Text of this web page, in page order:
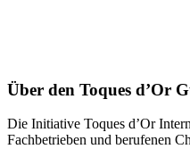
Über den Toques d’Or
Die Initiative Toques d’Or
Fachbetrieben und berufenen